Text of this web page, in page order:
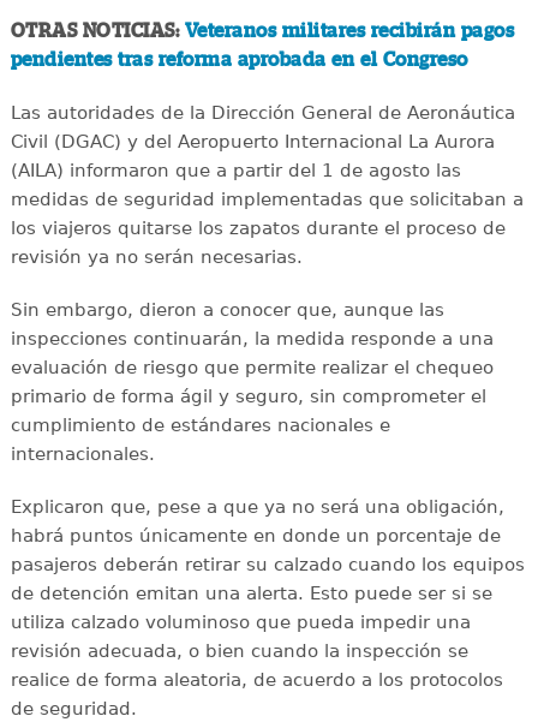
OTRAS NOTICIAS:Veteranos militares recibirán pagos
pendientes tras reforma aprobada en el Congreso
Las autoridades de la Dirección General de Aeronáutica
Civil (DGAC) y del Aeropuerto Internacional La Aurora
(AILA) informaron que a partir del 1 de agosto las
medidas de seguridad implementadas que solicitaban a
los viajeros quitarse los zapatos durante el proceso de
revisión ya no serán necesarias.
Sin embargo, dieron a conocer que, aunque las
inspecciones continuarán, la medida responde a una
evaluación de riesgo que permite realizar el chequeo
primario de forma ágil y seguro, sin comprometer el
cumplimiento de estándares nacionales e
internacionales.
Explicaron que, pese a que ya no será una obligación,
habrá puntos únicamente en donde un porcentaje de
pasajeros deberán retirar su calzado cuando los equipos
de detención emitan una alerta. Esto puede ser si se
utiliza calzado voluminoso que pueda impedir una
revisión adecuada, o bien cuando la inspección se
realice de forma aleatoria, de acuerdo a los protocolos
de seguridad.